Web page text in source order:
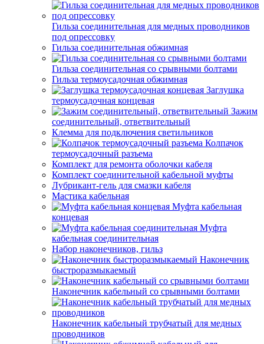
Гильза соединительная для медных проводников
под опрессовку
Гильза соединительная обжимная
Гильза соединительная со срывными болтами
Гильза термоусадочная обжимная
Заглушка
термоусадочная концевая
Зажим
соединительный, ответвительный
Клемма для подключения светильников
Колпачок
термоусадочный разъема
Комплект для ремонта оболочки кабеля
Комплект соединительной кабельной муфты
Лубрикант-гель для смазки кабеля
Мастика кабельная
Муфта кабельная
концевая
Муфта
кабельная соединительная
Набор наконечников, гильз
Наконечник
быстроразмыкаемый
Наконечник кабельный со срывными болтами
Наконечник кабельный трубчатый для медных
проводников